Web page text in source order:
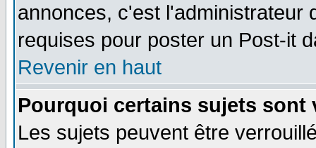
annonces, c'est l'administrateur
requises pour poster un Post-it
Revenir en haut
Pourquoi certains sujets sont
Les sujets peuvent être